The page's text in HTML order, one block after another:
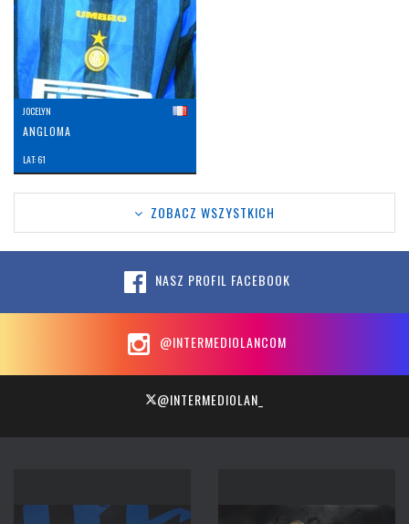
JOCELYN
ANGLOMA
LAT: 61
ZOBACZ WSZYSTKICH
NASZ PROFIL FACEBOOK
@INTERMEDIOLANCOM
@INTERMEDIOLAN_